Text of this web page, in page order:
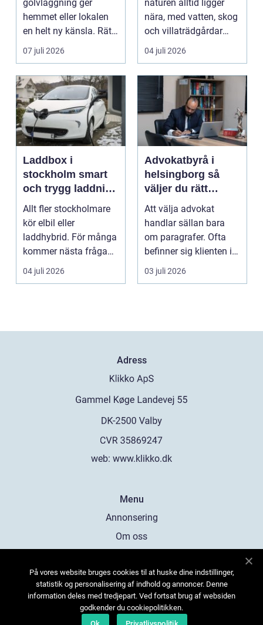
golvläggning ger
hemmet eller lokalen
en helt ny känsla. Rätt
materi...
07 juli 2026
naturen alltid ligger
nära, med vatten, skog
och villaträdgårdar
som ramar in ...
04 juli 2026
Laddbox i
stockholm smart
och trygg laddning
hemma och på
jobbet
Allt fler stockholmare
kör elbil eller
laddhybrid. För många
kommer nästa fråga
direkt: hur laddar m...
04 juli 2026
Advokatbyrå i
helsingborg så
väljer du rätt
juridiskt stöd
Att välja advokat
handlar sällan bara
om paragrafer. Ofta
befinner sig klienten i
en utsatt situatio...
03 juli 2026
Adress
web: www.klikko.dk
Menu
Annonsering
Om oss
Kontakta oss
Sitemap
På vores website bruges cookies til at huske dine indstillinger,
statistik og personalisering af indhold og annoncer. Denne
information deles med tredjepart. Ved fortsat brug af websiden
godkender du cookiepolitikken.